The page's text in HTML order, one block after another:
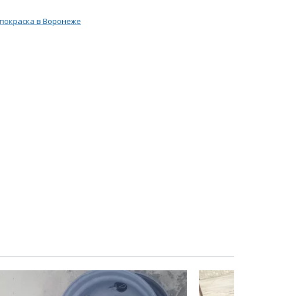
в Воронеже